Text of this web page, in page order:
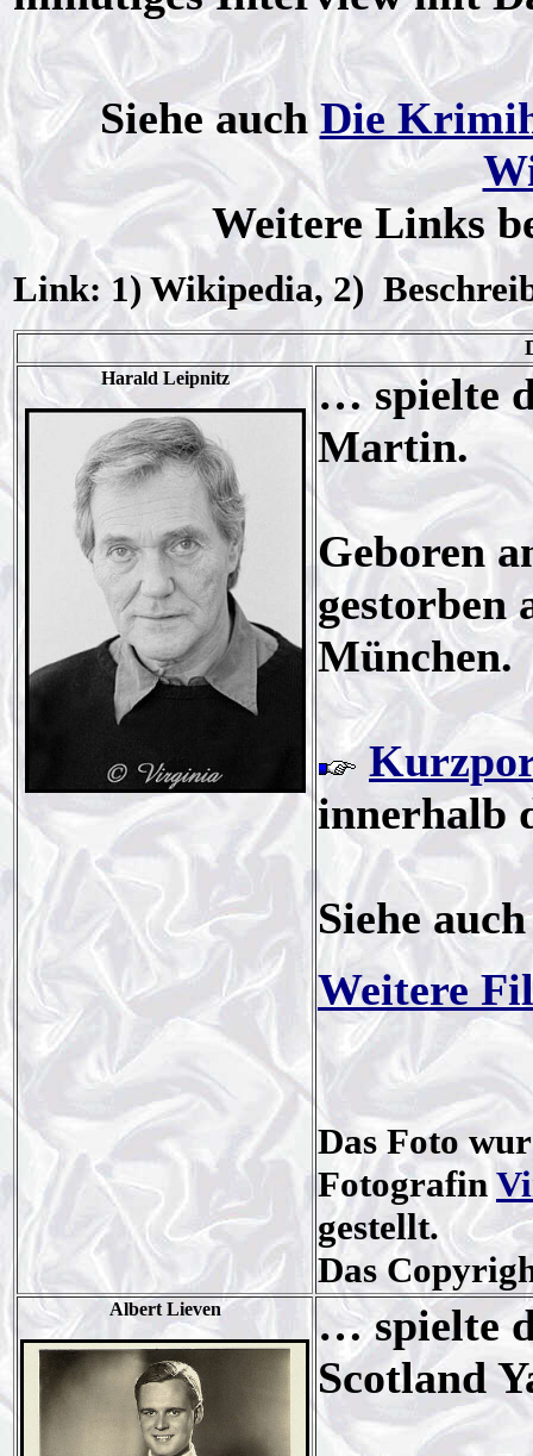
Siehe auchDie
Weitere Links
Link: 1) Wikipedia, 2)
Harald Leipnitz
… spielte
Martin.
Geboren
gestorben
München.
innerhalb
Siehe
Weitere
Das Foto
Fotografin
gestellt.
Das
Albert Lieven
… spielte
Scotland